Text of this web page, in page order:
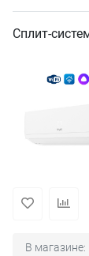
Сплит-
В магазине: